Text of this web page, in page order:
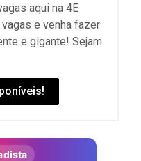
aqui na 4E
e venha fazer
e gigante! Sejam